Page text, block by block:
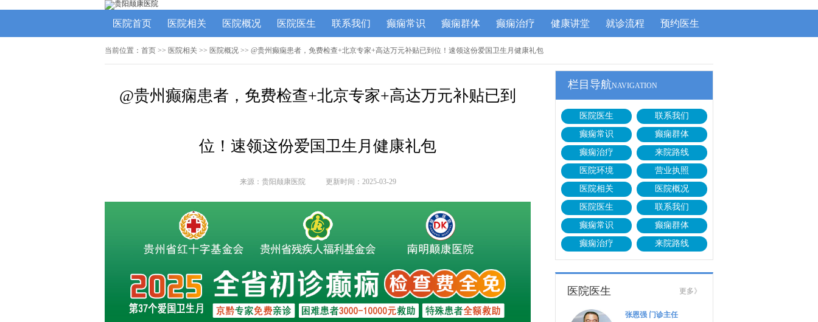
医院首页 医院相关 医院概况 医院医生 联系我们 癫痫常识 癫痫群体 癫痫治疗 健康讲堂 就诊流程 预约医生
当前位置： 首页 >> 医院相关 >> 医院概况 >> @贵州癫痫患者，免费检查+北京专家+高达万元补贴已到位！速领这份爱国卫生月健康礼包
@贵州癫痫患者，免费检查+北京专家+高达万元补贴已到
位！速领这份爱国卫生月健康礼包
来源：贵阳颠康医院 更新时间：2025-03-29
栏目导航NAVIGATION
医院医生
联系我们
癫痫常识
癫痫群体
癫痫治疗
来院路线
医院环境
营业执照
医院相关
医院概况
医院医生
联系我们
癫痫常识
癫痫群体
癫痫治疗
来院路线
医院医生 更多》
张恩强 门诊主任